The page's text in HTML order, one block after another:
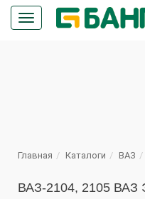
Кнопка
меню
Главная Каталоги ВАЗ
ВАЗ-2104, 2105 ВАЗ